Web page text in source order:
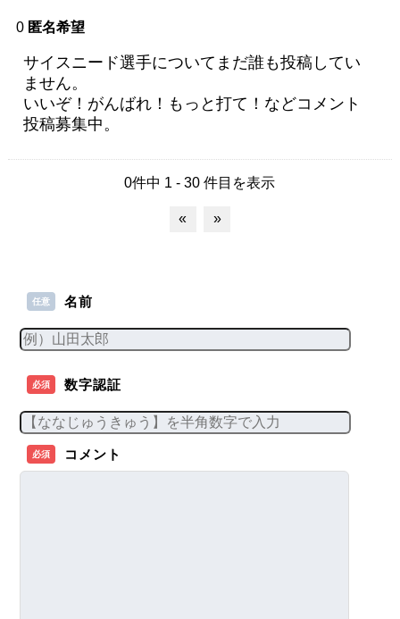
0 匿名希望
サイスニード選手についてまだ誰も投稿してい
ません。
いいぞ！がんばれ！もっと打て！などコメント
投稿募集中。
0件中 1 - 30 件目を表示
« »
任意 名前
必須 数字認証
必須 コメント